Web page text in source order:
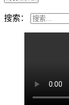
搜索：